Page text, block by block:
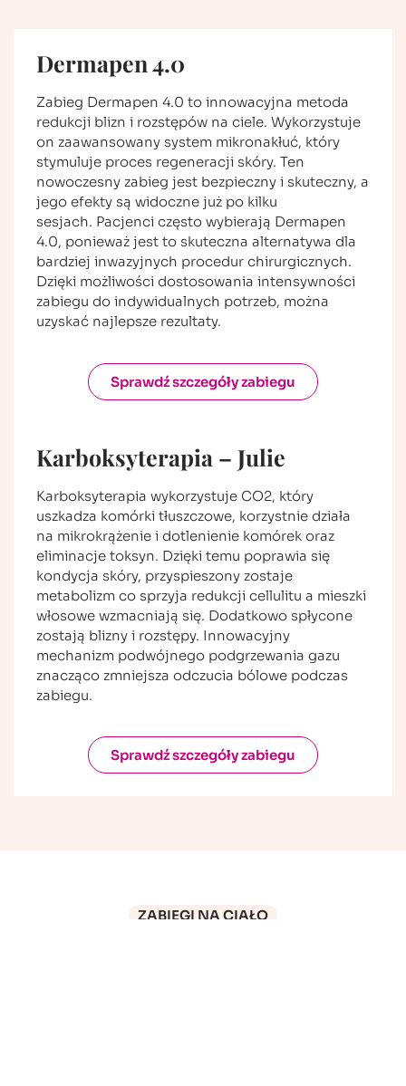
Dermapen 4.0
Zabieg Dermapen 4.0 to innowacyjna metoda
redukcji blizn i rozstępów na ciele. Wykorzystuje
on zaawansowany system mikronakłuć, który
stymuluje proces regeneracji skóry. Ten
nowoczesny zabieg jest bezpieczny i skuteczny, a
jego efekty są widoczne już po kilku
sesjach. Pacjenci często wybierają Dermapen
4.0, ponieważ jest to skuteczna alternatywa dla
bardziej inwazyjnych procedur chirurgicznych.
Dzięki możliwości dostosowania intensywności
zabiegu do indywidualnych potrzeb, można
uzyskać najlepsze rezultaty.
Sprawdź szczegóły zabiegu
Karboksyterapia – Julie
Karboksyterapia wykorzystuje CO2, który
uszkadza komórki tłuszczowe, korzystnie działa
na mikrokrążenie i dotlenienie komórek oraz
eliminacje toksyn. Dzięki temu poprawia się
kondycja skóry, przyspieszony zostaje
metabolizm co sprzyja redukcji cellulitu a mieszki
włosowe wzmacniają się. Dodatkowo spłycone
zostają blizny i rozstępy. Innowacyjny
mechanizm podwójnego podgrzewania gazu
znacząco zmniejsza odczucia bólowe podczas
zabiegu.
Sprawdź szczegóły zabiegu
ZABIEGI NA CIAŁO